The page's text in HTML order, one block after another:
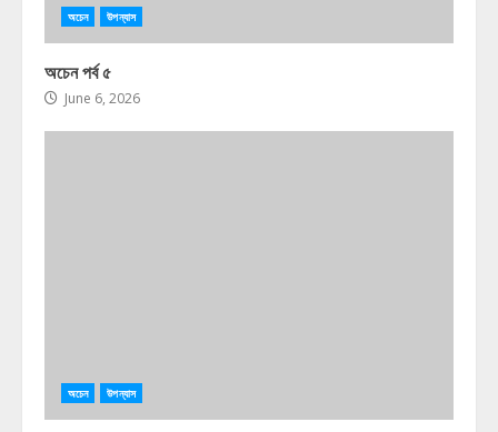
অচেন উপন্যাস
অচেন পর্ব ৫
June 6, 2026
অচেন উপন্যাস